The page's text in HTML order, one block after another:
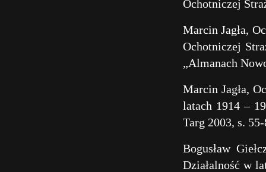
Ochotniczej
Marcin Jagła,
Ochotniczej
„Almanach
Marcin Jagła,
latach 1914 –
Targ 2003, s.
Bogusław
Działalność w